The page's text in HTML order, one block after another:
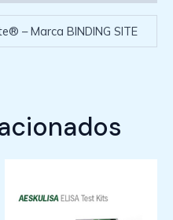
– Marca BINDING SITE